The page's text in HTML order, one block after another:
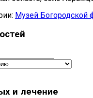
Музей Богородской
и лечение